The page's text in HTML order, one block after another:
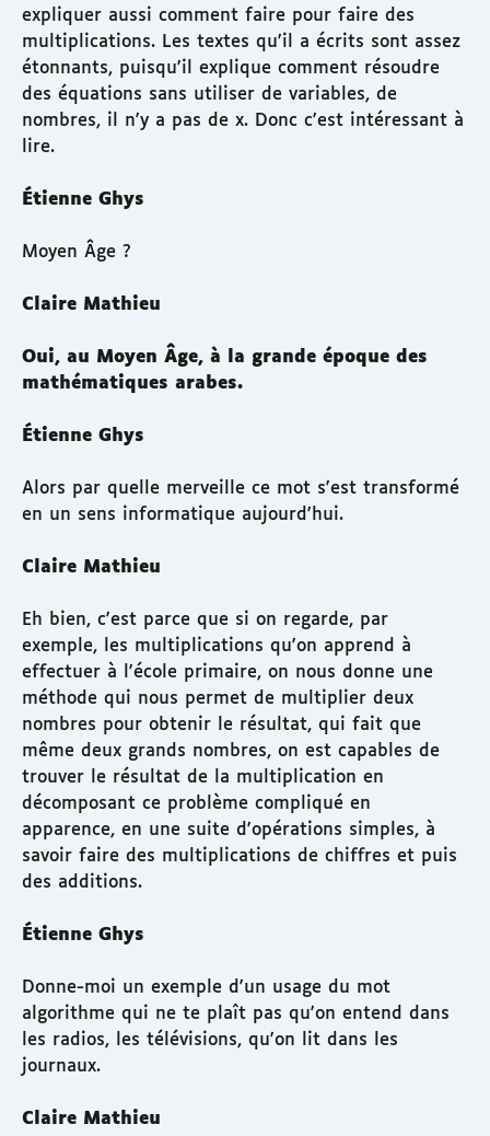
expliquer aussi comment faire pour faire des
multiplications. Les textes qu'il a écrits sont assez
étonnants, puisqu'il explique comment résoudre
des équations sans utiliser de variables, de
nombres, il n'y a pas de x. Donc c'est intéressant à
lire.
Étienne Ghys
Moyen Âge ?
Claire Mathieu
Oui, au Moyen Âge, à la grande époque des
mathématiques arabes.
Étienne Ghys
Alors par quelle merveille ce mot s'est transformé
en un sens informatique aujourd'hui.
Claire Mathieu
Eh bien, c'est parce que si on regarde, par
exemple, les multiplications qu'on apprend à
effectuer à l'école primaire, on nous donne une
méthode qui nous permet de multiplier deux
nombres pour obtenir le résultat, qui fait que
même deux grands nombres, on est capables de
trouver le résultat de la multiplication en
décomposant ce problème compliqué en
apparence, en une suite d'opérations simples, à
savoir faire des multiplications de chiffres et puis
des additions.
Étienne Ghys
Donne-moi un exemple d'un usage du mot
algorithme qui ne te plaît pas qu'on entend dans
les radios, les télévisions, qu'on lit dans les
journaux.
Claire Mathieu